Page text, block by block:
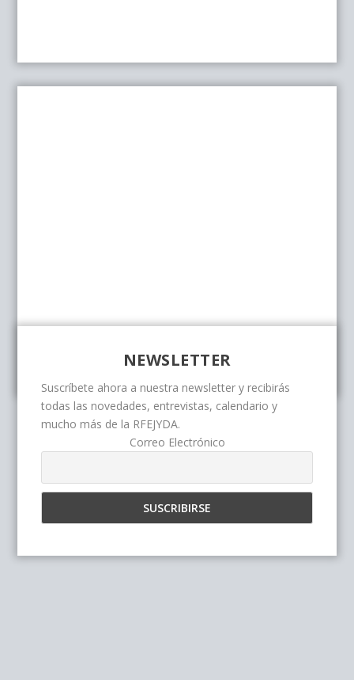
NEWSLETTER
Suscríbete ahora a nuestra newsletter y recibirás
todas las novedades, entrevistas, calendario y
mucho más de la RFEJYDA.
Correo Electrónico